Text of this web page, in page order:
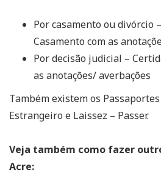
Por casamento ou divórcio
Casamento com as
Por decisão judicial –
as anotações/ averbações
Também existem os
Estrangeiro e Laissez – Passer.
Veja também como fazer
Acre: